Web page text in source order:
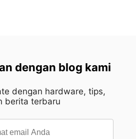
dengan blog kami
dengan hardware, tips,
berita terbaru